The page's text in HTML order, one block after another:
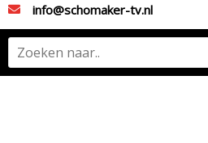
info@schomaker-tv.nl